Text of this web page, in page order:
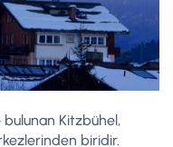
bulunan Kitzbühel,
biridir.